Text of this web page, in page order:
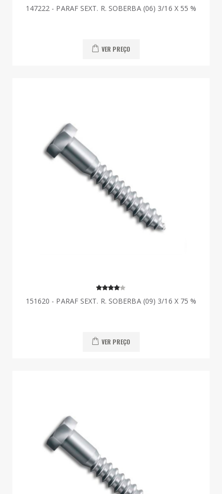
147222 - PARAF SEXT. R. SOBERBA (06) 3/16 X 55 %
VER PREÇO
151620 - PARAF SEXT. R. SOBERBA (09) 3/16 X 75 %
VER PREÇO